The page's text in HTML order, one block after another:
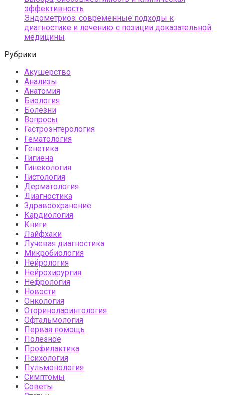
эффективность
Эндометриоз: современные подходы к
диагностике и лечению с позиции доказательной
медицины
Рубрики
Акушерство
Анализы
Анатомия
Биология
Болезни
Вопросы
Гастроэнтерология
Гематология
Генетика
Гигиена
Гинекология
Гистология
Дерматология
Диагностика
Здравоохранение
Кардиология
Книги
Лайфхаки
Лучевая диагностика
Микробиология
Нейрология
Нейрохирургия
Нефрология
Новости
Онкология
Оториноларингология
Офтальмология
Первая помощь
Полезное
Профилактика
Психология
Пульмонология
Симптомы
Советы